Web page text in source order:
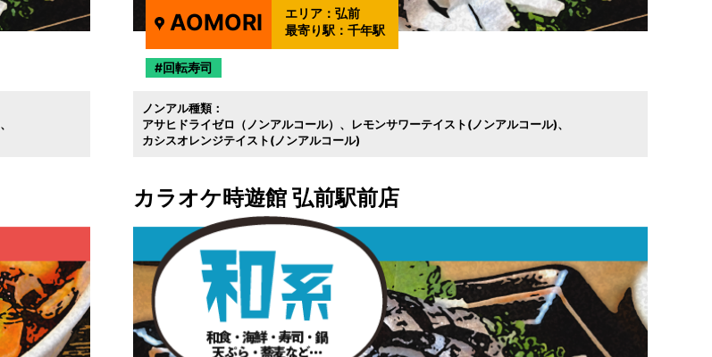
AOMORI エリア：弘前
最寄り駅：千年駅
回転寿司
ノンアル種類：
アサヒドライゼロ（ノンアルコール）
レモンサワーテイスト(ノンアルコール)
カシスオレンジテイスト(ノンアルコール)
カラオケ時遊館 弘前駅前店